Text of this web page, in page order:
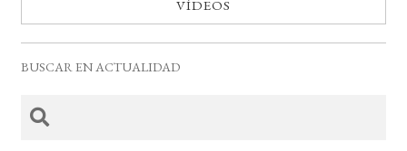
VÍDEOS
BUSCAR EN ACTUALIDAD